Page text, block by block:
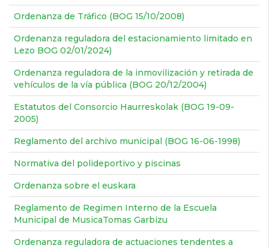
Ordenanza de Tráfico (BOG 15/10/2008)
Ordenanza reguladora del estacionamiento limitado en
Lezo BOG 02/01/2024)
Ordenanza reguladora de la inmovilización y retirada de
vehículos de la vía pública (BOG 20/12/2004)
Estatutos del Consorcio Haurreskolak (BOG 19-09-
2005)
Reglamento del archivo municipal (BOG 16-06-1998)
Normativa del polideportivo y piscinas
Ordenanza sobre el euskara
Reglamento de Regimen Interno de la Escuela
Municipal de MusicaTomas Garbizu
Ordenanza reguladora de actuaciones tendentes a